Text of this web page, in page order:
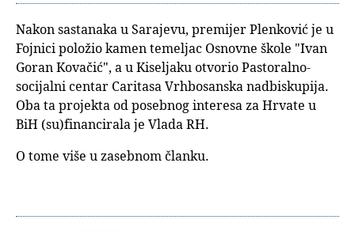
Nakon sastanaka u Sarajevu, premijer Plenković je u
Fojnici položio kamen temeljac Osnovne škole "Ivan
Goran Kovačić", a u Kiseljaku otvorio Pastoralno-
socijalni centar Caritasa Vrhbosanska nadbiskupija.
Oba ta projekta od posebnog interesa za Hrvate u
BiH (su)financirala je Vlada RH.
O tome više u zasebnom članku.